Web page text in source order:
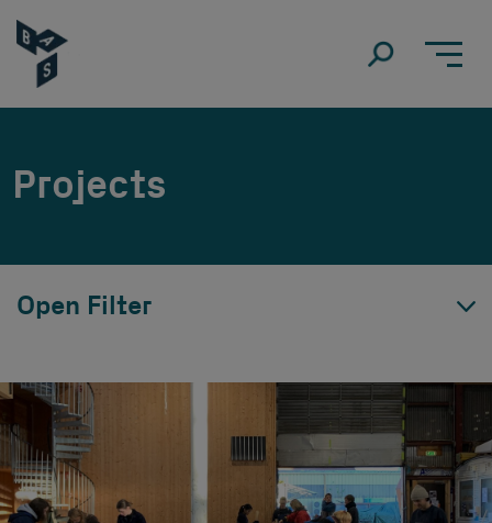
Projects
Open Filter